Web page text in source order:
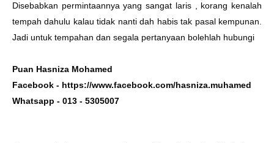
Disebabkan permintaannya yang sangat laris , korang kenalah
tempah dahulu kalau tidak nanti dah habis tak pasal kempunan.
Jadi untuk tempahan dan segala pertanyaan bolehlah hubungi
Puan Hasniza Mohamed
Facebook - https://www.facebook.com/hasniza.muhamed
Whatsapp - 013 - 5305007